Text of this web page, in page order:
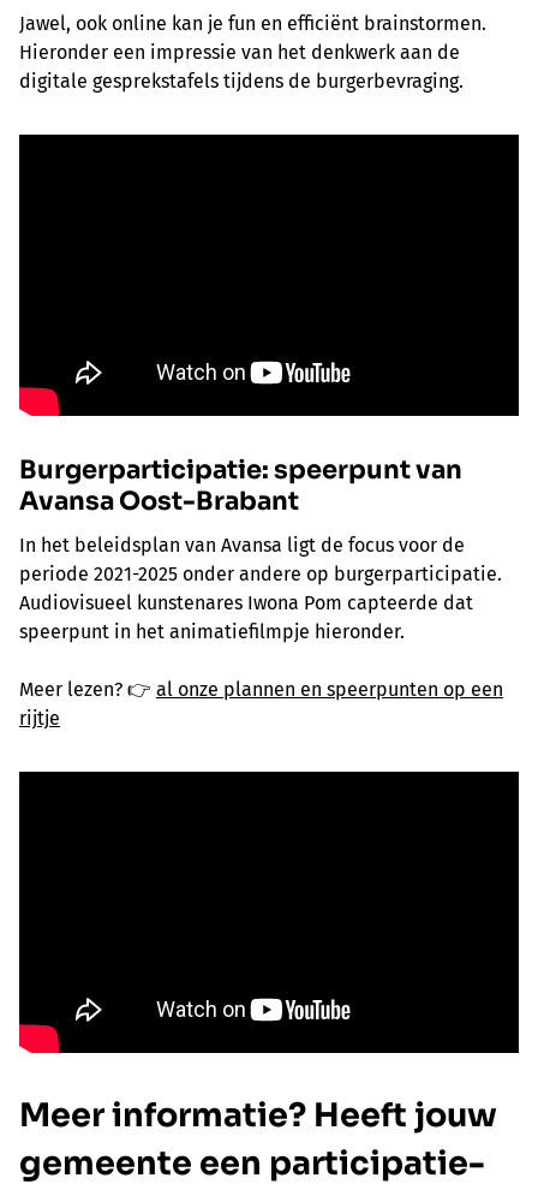
Jawel, ook online kan je fun en efficiënt brainstormen.
Hieronder een impressie van het denkwerk aan de
digitale gesprekstafels tijdens de burgerbevraging.
Burgerparticipatie: speerpunt van
Avansa Oost-Brabant
In het beleidsplan van Avansa ligt de focus voor de
periode 2021-2025 onder andere op burgerparticipatie.
Audiovisueel kunstenares Iwona Pom capteerde dat
speerpunt in het animatiefilmpje hieronder.
Meer lezen? 👉 al onze plannen en speerpunten op een
rijtje
Meer informatie? Heeft jouw
gemeente een participatie-